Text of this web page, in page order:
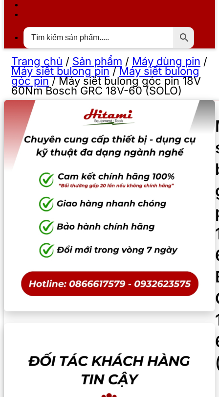
Trang chủ / Sản phẩm / Máy dùng pin /
Máy siết bulong pin/Máy siết bulong
góc pin/Máy siết bulong góc pin 18V
60Nm Bosch GRC 18V-60 (SOLO)